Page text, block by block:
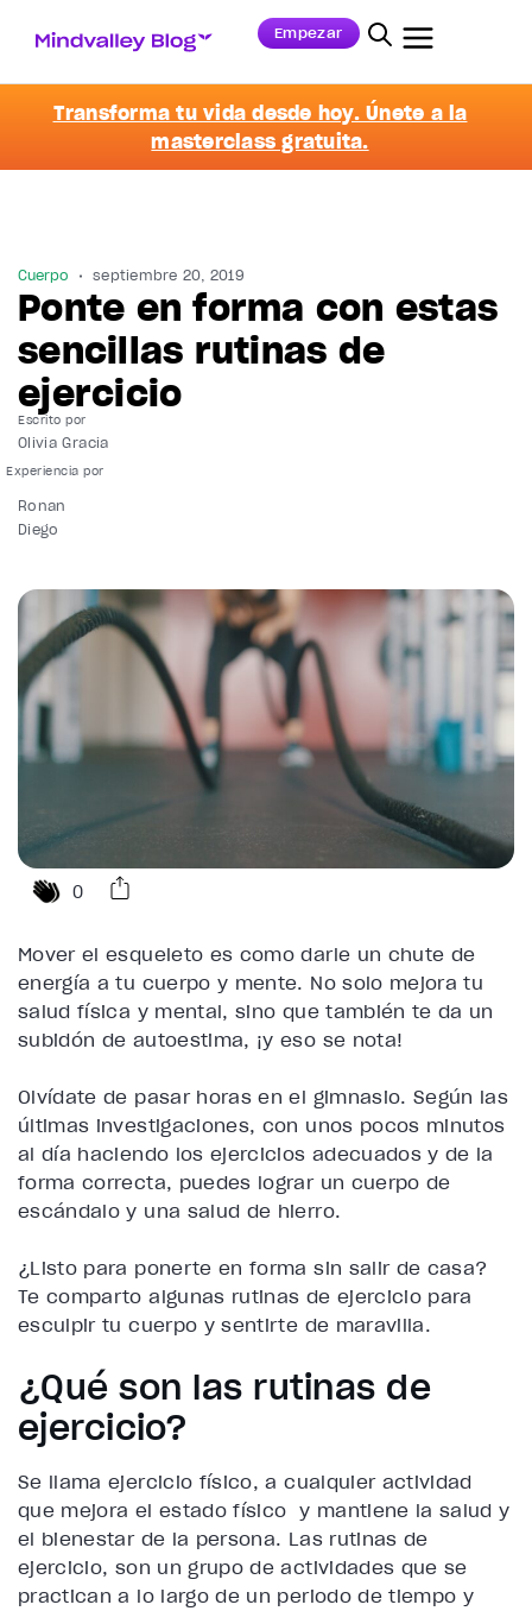
Empezar
Transforma tu vida desde hoy. Únete a la
masterclass gratuita.
Cuerpo septiembre 20, 2019
Ponte en forma con estas
sencillas rutinas de
ejercicio
Escrito por
Olivia Gracia
Ronan
Diego
0
Mover el esqueleto es como darle un chute de
energía a tu cuerpo y mente. No solo mejora tu
salud física y mental, sino que también te da un
subidón de autoestima, ¡y eso se nota!
Olvídate de pasar horas en el gimnasio. Según las
últimas investigaciones, con unos pocos minutos
al día haciendo los ejercicios adecuados y de la
forma correcta, puedes lograr un cuerpo de
escándalo y una salud de hierro.
¿Listo para ponerte en forma sin salir de casa?
Te comparto algunas rutinas de ejercicio para
esculpir tu cuerpo y sentirte de maravilla.
¿Qué son las rutinas de
ejercicio?
Se llama ejercicio físico, a cualquier actividad
que mejora el estado físico y mantiene la salud y
el bienestar de la persona. Las rutinas de
ejercicio, son un grupo de actividades que se
practican a lo largo de un periodo de tiempo y